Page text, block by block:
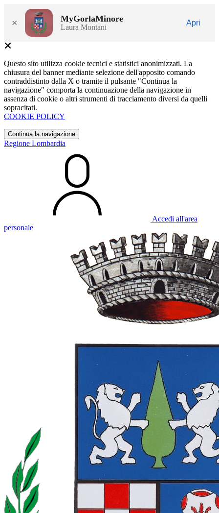
× MyGorlaMinore
Laura Montani
Apri
Questo sito utilizza cookie tecnici e statistici anonimizzati. La
chiusura del banner mediante selezione dell'apposito comando
contraddistinto dalla X o tramite il pulsante "Continua la
navigazione" comporta la continuazione della navigazione in
assenza di cookie o altri strumenti di tracciamento diversi da quelli
sopracitati.
COOKIE POLICY
Continua la navigazione
Regione Lombardia
Accedi all'area
personale